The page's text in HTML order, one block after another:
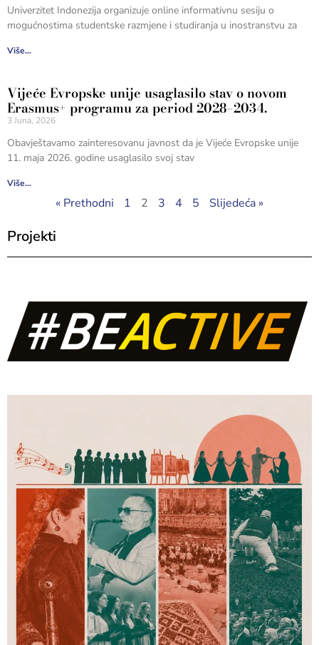
Univerzitet Indonezija organizuje online informativnu sesiju o
mogućnostima studentske razmjene i studiranja u inostranstvu za
Više...
Vijeće Evropske unije usaglasilo stav o novom
Erasmus+ programu za period 2028–2034.
3 Juna, 2026
Obavještavamo zainteresovanu javnost da je Vijeće Evropske unije
11. maja 2026. godine usaglasilo svoj stav
Više...
« Prethodni 1 2 3 4 5 Slijedeća »
Projekti